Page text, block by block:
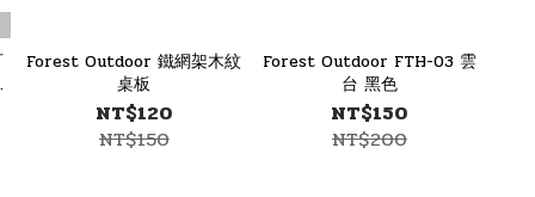
Forest Outdoor 鐵網架木紋
桌板
NT$120
NT$150
Forest Outdoor FTH-03 雲
台 黑色
NT$150
NT$200